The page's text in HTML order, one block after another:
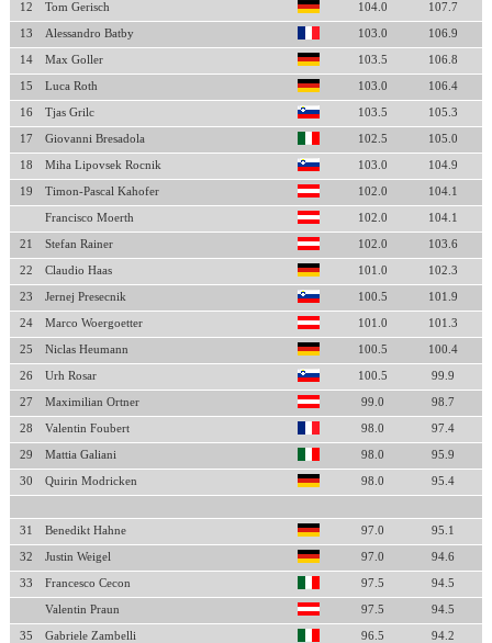
12 Tom Gerisch 104.0 107.7
13 Alessandro Batby 103.0 106.9
14 Max Goller 103.5 106.8
15 Luca Roth 103.0 106.4
16 Tjas Grilc 103.5 105.3
17 Giovanni Bresadola 102.5 105.0
18 Miha Lipovsek Rocnik 103.0 104.9
19 Timon-Pascal Kahofer 102.0 104.1
Francisco Moerth 102.0 104.1
21 Stefan Rainer 102.0 103.6
22 Claudio Haas 101.0 102.3
23 Jernej Presecnik 100.5 101.9
24 Marco Woergoetter 101.0 101.3
25 Niclas Heumann 100.5 100.4
26 Urh Rosar 100.5 99.9
27 Maximilian Ortner 99.0 98.7
28 Valentin Foubert 98.0 97.4
29 Mattia Galiani 98.0 95.9
30 Quirin Modricken 98.0 95.4
31 Benedikt Hahne 97.0 95.1
32 Justin Weigel 97.0 94.6
33 Francesco Cecon 97.5 94.5
Valentin Praun 97.5 94.5
35 Gabriele Zambelli 96.5 94.2